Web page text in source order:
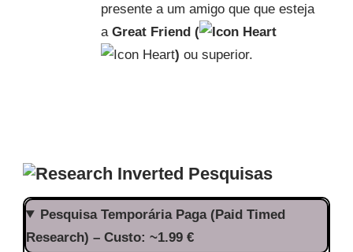
presente a um amigo que que esteja
a Great Friend (
) ou superior.
Pesquisas
Pesquisa Temporária Paga (Paid Timed
Research) – Custo: ~1.99 €